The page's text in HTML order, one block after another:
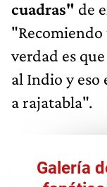
cuadras" de
verdad es
al Indio y eso
a rajatabla".
Galería